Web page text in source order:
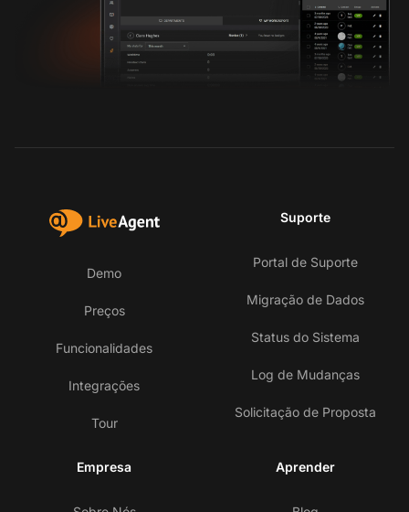
Demo
Preços
Funcionalidades
Integrações
Tour
Suporte
Portal de Suporte
Migração de Dados
Status do Sistema
Log de Mudanças
Solicitação de Proposta
Empresa Aprender